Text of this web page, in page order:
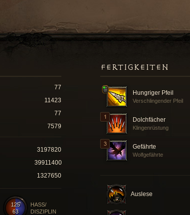
FERTIGKEITEN
Hungriger Pfeil
Verschlingender Pfeil
Dolchfächer
Klingenrüstung
Gefährte
Wolfgefährte
Auslese
77
11423
77
7579
3197820
39911400
1327650
125
63
HASS/
DISZIPLIN